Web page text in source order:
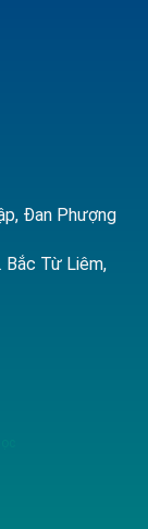
Đan Phượng
Bắc Từ Liêm,